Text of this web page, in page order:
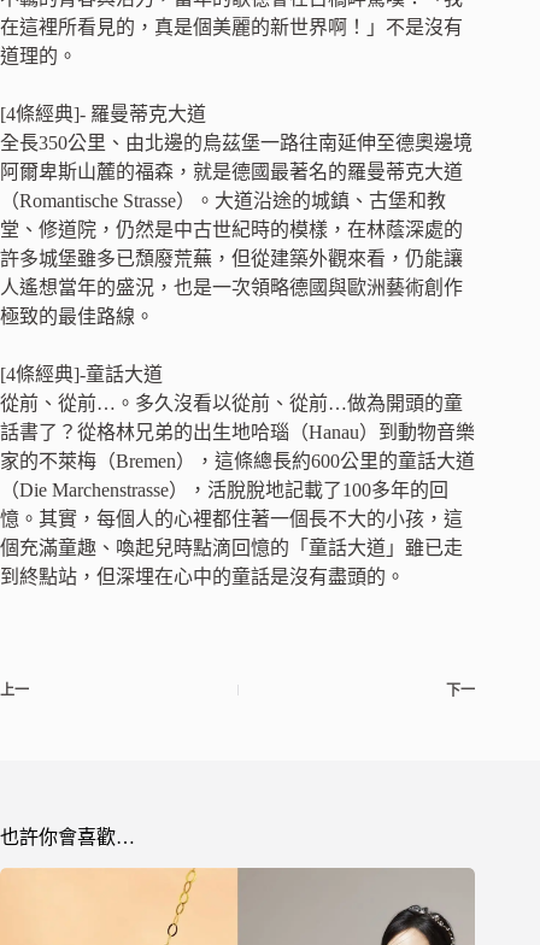
在這裡所看見的，真是個美麗的新世界啊！」不是沒有
道理的。
[4條經典]- 羅曼蒂克大道
全長350公里、由北邊的烏茲堡一路往南延伸至德奧邊境
阿爾卑斯山麓的福森，就是德國最著名的羅曼蒂克大道
（Romantische Strasse）。大道沿途的城鎮、古堡和教
堂、修道院，仍然是中古世紀時的模樣，在林蔭深處的
許多城堡雖多已頹廢荒蕪，但從建築外觀來看，仍能讓
人遙想當年的盛況，也是一次領略德國與歐洲藝術創作
極致的最佳路線。
[4條經典]-童話大道
從前、從前…。多久沒看以從前、從前…做為開頭的童
話書了？從格林兄弟的出生地哈瑙（Hanau）到動物音樂
家的不萊梅（Bremen），這條總長約600公里的童話大道
（Die Marchenstrasse），活脫脫地記載了100多年的回
憶。其實，每個人的心裡都住著一個長不大的小孩，這
個充滿童趣、喚起兒時點滴回憶的「童話大道」雖已走
到終點站，但深埋在心中的童話是沒有盡頭的。
上一 下一
也許你會喜歡…